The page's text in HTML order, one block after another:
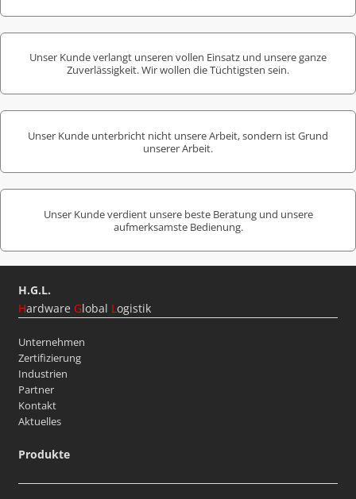
Unser Kunde verlangt unseren vollen Einsatz und unsere ganze
Zuverlässigkeit. Wir wollen die Tüchtigsten sein.
Unser Kunde unterbricht nicht unsere Arbeit, sondern ist Grund
unserer Arbeit.
Unser Kunde verdient unsere beste Beratung und unsere
aufmerksamste Bedienung.
H.G.L.
Hardware Global Logistik
Unternehmen
Zertifizierung
Industrien
Partner
Kontakt
Aktuelles
Produkte